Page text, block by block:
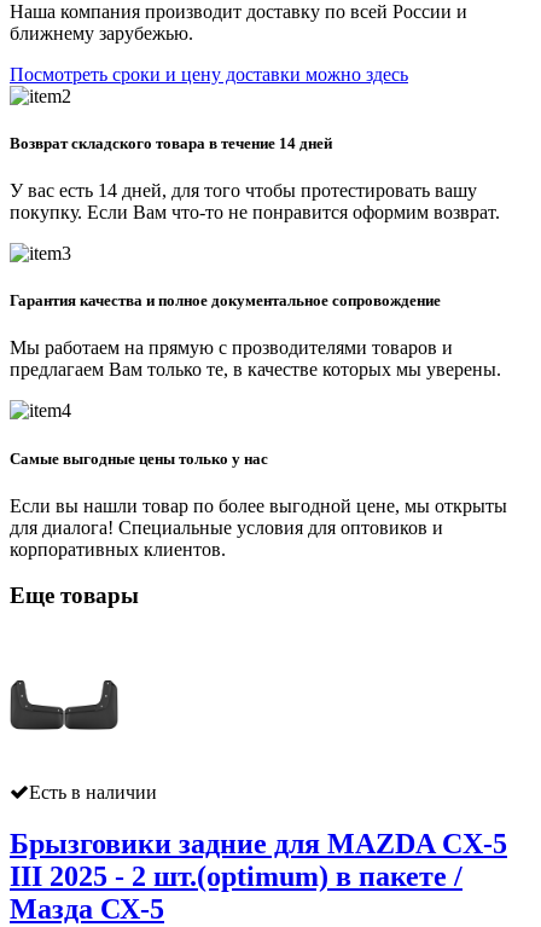
Наша компания производит доставку по всей России и
ближнему зарубежью.
Посмотреть сроки и цену доставки можно здесь
Возврат складского товара в течение 14 дней
У вас есть 14 дней, для того чтобы протестировать вашу
покупку. Если Вам что-то не понравится оформим возврат.
Гарантия качества и полное документальное сопровождение
Мы работаем на прямую с прозводителями товаров и
предлагаем Вам только те, в качестве которых мы уверены.
Самые выгодные цены только у нас
Если вы нашли товар по более выгодной цене, мы открыты
для диалога! Специальные условия для оптовиков и
корпоративных клиентов.
Еще товары
Есть в наличии
Брызговики задние для MAZDA CX-5
III 2025 - 2 шт.(optimum) в пакете /
Мазда СХ-5